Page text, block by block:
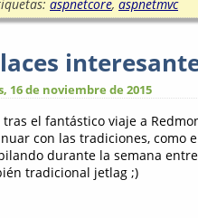
aspnetcore, aspnetmvc
16 de noviembre de 2015
tras el fantástico viaje a
con las tradiciones, como
durante la semana
tradicional jetlag ;)